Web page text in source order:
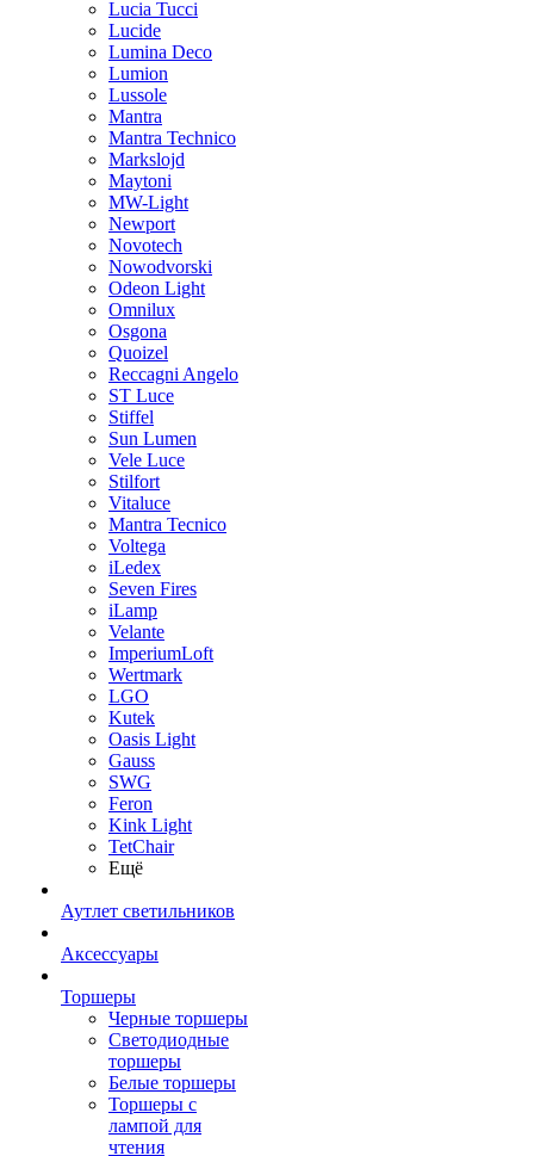
Lucia Tucci
Lucide
Lumina Deco
Lumion
Lussole
Mantra
Mantra Technico
Markslojd
Maytoni
MW-Light
Newport
Novotech
Nowodvorski
Odeon Light
Omnilux
Osgona
Quoizel
Reccagni Angelo
ST Luce
Stiffel
Sun Lumen
Vele Luce
Stilfort
Vitaluce
Mantra Tecnico
Voltega
iLedex
Seven Fires
iLamp
Velante
ImperiumLoft
Wertmark
LGO
Kutek
Oasis Light
Gauss
SWG
Feron
Kink Light
TetСhair
Ещё
Аутлет светильников
Аксессуары
Торшеры
Черные торшеры
Светодиодные
торшеры
Белые торшеры
Торшеры с
лампой для
чтения